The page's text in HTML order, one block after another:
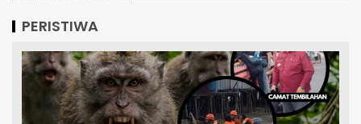
PERISTIWA